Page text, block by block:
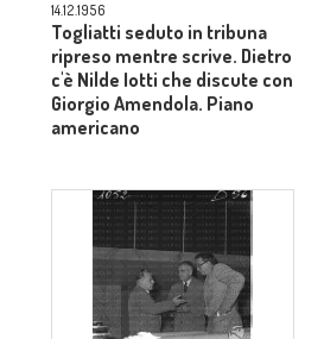
14.12.1956
Togliatti seduto in tribuna
ripreso mentre scrive. Dietro
c'è Nilde Iotti che discute con
Giorgio Amendola. Piano
americano